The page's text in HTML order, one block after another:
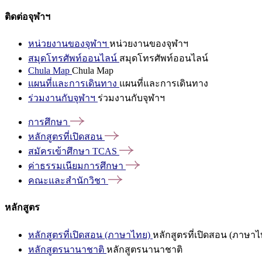
ติดต่อจุฬาฯ
หน่วยงานของจุฬาฯ หน่วยงานของจุฬาฯ
สมุดโทรศัพท์ออนไลน์ สมุดโทรศัพท์ออนไลน์
Chula Map Chula Map
แผนที่และการเดินทาง แผนที่และการเดินทาง
ร่วมงานกับจุฬาฯ ร่วมงานกับจุฬาฯ
การศึกษา
หลักสูตรที่เปิดสอน
สมัครเข้าศึกษา TCAS
ค่าธรรมเนียมการศึกษา
คณะและสำนักวิชา
หลักสูตร
หลักสูตรที่เปิดสอน (ภาษาไทย) หลักสูตรที่เปิดสอน (ภาษาไ
หลักสูตรนานาชาติ หลักสูตรนานาชาติ